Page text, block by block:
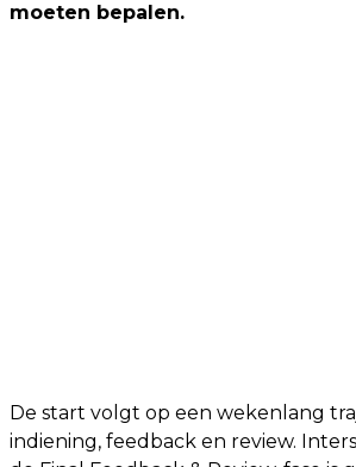
moeten bepalen.
De start volgt op een wekenlang
indiening, feedback en review.